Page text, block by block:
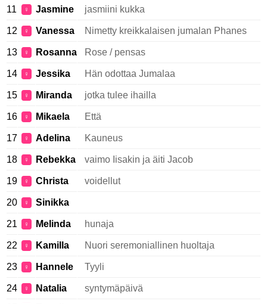
11 ♀ Jasmine jasmiini kukka
12 ♀ Vanessa Nimetty kreikkalaisen jumalan Phanes
13 ♀ Rosanna Rose / pensas
14 ♀ Jessika Hän odottaa Jumalaa
15 ♀ Miranda jotka tulee ihailla
16 ♀ Mikaela Että
17 ♀ Adelina Kauneus
18 ♀ Rebekka vaimo Iisakin ja äiti Jacob
19 ♀ Christa voidellut
20 ♀ Sinikka
21 ♀ Melinda hunaja
22 ♀ Kamilla Nuori seremoniallinen huoltaja
23 ♀ Hannele Tyyli
24 ♀ Natalia syntymäpäivä